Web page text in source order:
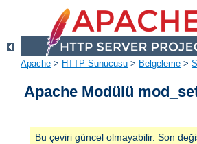
Apache > HTTP Sunucusu > Belgeleme >
Apache Modülü
Bu çeviri güncel olmayabilir. Son